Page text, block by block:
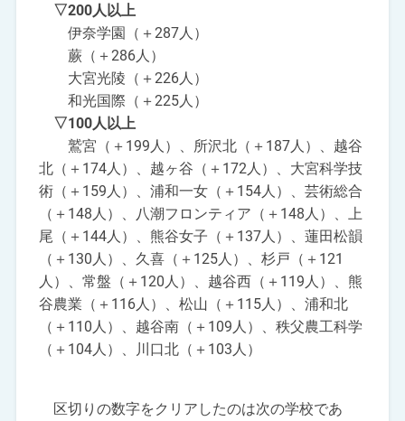
▽200人以上
伊奈学園（＋287人）
蕨（＋286人）
大宮光陵（＋226人）
和光国際（＋225人）
▽100人以上
鷲宮（＋199人）、所沢北（＋187人）、越谷
北（＋174人）、越ヶ谷（＋172人）、大宮科学技
術（＋159人）、浦和一女（＋154人）、芸術総合
（＋148人）、八潮フロンティア（＋148人）、上
尾（＋144人）、熊谷女子（＋137人）、蓮田松韻
（＋130人）、久喜（＋125人）、杉戸（＋121
人）、常盤（＋120人）、越谷西（＋119人）、熊
谷農業（＋116人）、松山（＋115人）、浦和北
（＋110人）、越谷南（＋109人）、秩父農工科学
（＋104人）、川口北（＋103人）
区切りの数字をクリアしたのは次の学校であ